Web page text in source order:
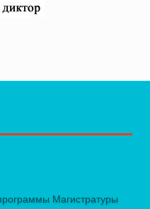
Магистратуры